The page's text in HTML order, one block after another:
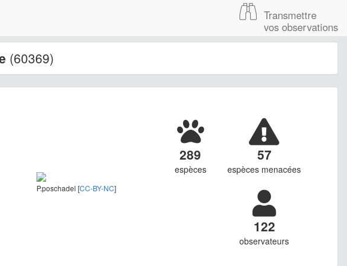
Transmettre
vos observations
(60369)
P.poschadel [CC-BY-NC]
289
espèces
57
espèces menacées
122
observateurs